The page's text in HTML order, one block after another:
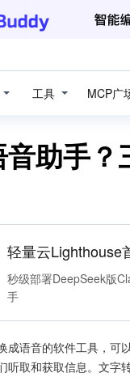
工具 MCP广
助手？
轻量云Lighthouse
秒级部署DeepSeek版
手
成语音的软件工具，
听取和获取信息。文